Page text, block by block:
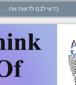
כדאי לכם לראות את…